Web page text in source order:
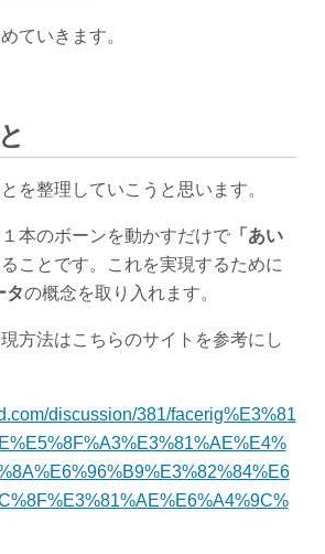
ていきます。
を整理していこうと思います。
本のボーンを動かすだけで「あい
ことです。これを実現するために
タの概念を取り入れます。
現方法はこちらのサイトを参考にし
discussion/381/facerig%E3%81